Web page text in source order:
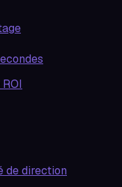
de direction